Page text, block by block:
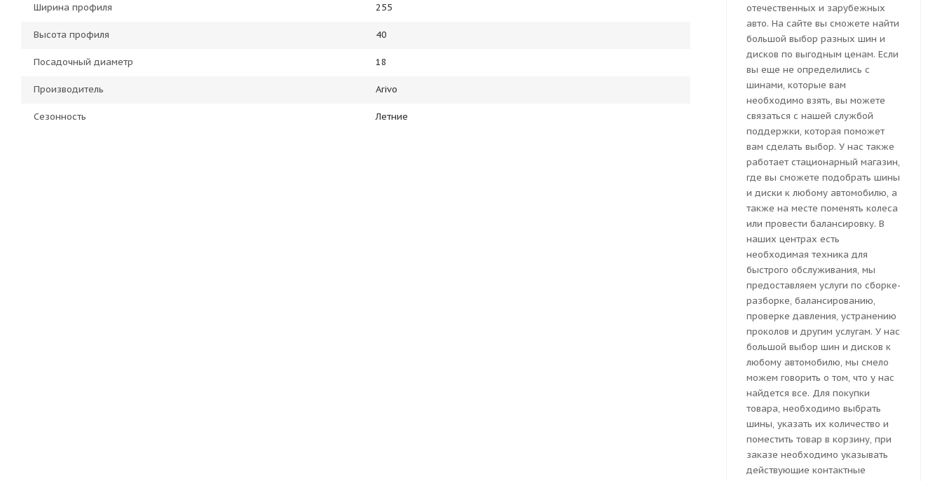
Ширина профиля 255
Высота профиля 40
Посадочный диаметр 18
Производитель Arivo
Сезонность Летние
отечественных и зарубежных
авто. На сайте вы сможете найти
большой выбор разных шин и
дисков по выгодным ценам. Если
вы еще не определились с
шинами, которые вам
необходимо взять, вы можете
связаться с нашей службой
поддержки, которая поможет
вам сделать выбор. У нас также
работает стационарный магазин,
где вы сможете подобрать шины
и диски к любому автомобилю, а
также на месте поменять колеса
или провести балансировку. В
наших центрах есть
необходимая техника для
быстрого обслуживания, мы
предоставляем услуги по сборке-
разборке, балансированию,
проверке давления, устранению
проколов и другим услугам. У нас
большой выбор шин и дисков к
любому автомобилю, мы смело
можем говорить о том, что у нас
найдется все. Для покупки
товара, необходимо выбрать
шины, указать их количество и
поместить товар в корзину, при
заказе необходимо указывать
действующие контактные